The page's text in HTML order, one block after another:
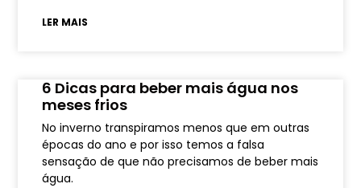
LER MAIS
6 Dicas para beber mais água nos
meses frios
No inverno transpiramos menos que em outras
épocas do ano e por isso temos a falsa
sensação de que não precisamos de beber mais
água.